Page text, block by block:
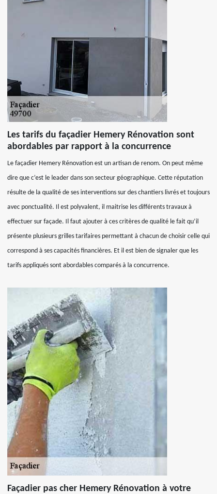
Les tarifs du façadier Hemery Rénovation sont
abordables par rapport à la concurrence
Le façadier Hemery Rénovation est un artisan de renom. On peut même
dire que c’est le leader dans son secteur géographique. Cette réputation
résulte de la qualité de ses interventions sur des chantiers livrés et toujours
avec ponctualité. Il est polyvalent, il maitrise les différents travaux à
effectuer sur façade. Il faut ajouter à ces critères de qualité le fait qu’il
présente plusieurs grilles tarifaires permettant à chacun de choisir celle qui
correspond à ses capacités financières. Et il est bien de signaler que les
tarifs appliqués sont abordables comparés à la concurrence.
Façadier pas cher Hemery Rénovation à votre